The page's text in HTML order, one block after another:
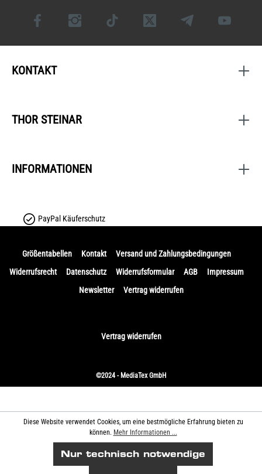
KONTAKT
THOR STEINAR
INFORMATIONEN
PayPal Käuferschutz
Größentabellen Kontakt
Versand und Zahlungsbedingungen
Widerrufsrecht
Datenschutz Widerrufsformular AGB
Impressum
Newsletter
Vertrag widerrufen
Vertrag widerrufen
©2024 - MediaTex GmbH
Diese Website verwendet Cookies, um eine bestmögliche Erfahrung bieten zu
können. Mehr Informationen ...
Nur technisch notwendige